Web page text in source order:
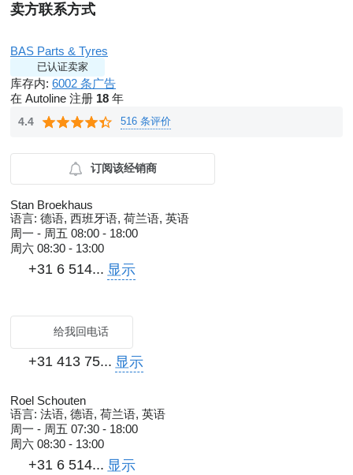
卖方联系方式
BAS Parts & Tyres
已认证卖家
库存内: 6002 条广告
在 Autoline 注册 18 年
4.4 516 条评价
订阅该经销商
Stan Broekhaus
语言: 德语, 西班牙语, 荷兰语, 英语
周一 - 周五 08:00 - 18:00
周六 08:30 - 13:00
+31 6 514... 显示
给我回电话
+31 413 75... 显示
Roel Schouten
语言: 法语, 德语, 荷兰语, 英语
周一 - 周五 07:30 - 18:00
周六 08:30 - 13:00
+31 6 514... 显示